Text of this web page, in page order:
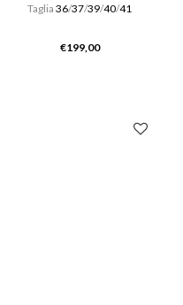
Taglia 36/37/39/40/41
€199,00